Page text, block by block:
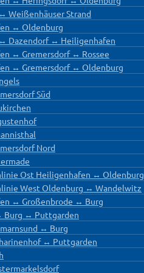
Weißenhäuser Strand
↔ Oldenburg
Dazendorf ↔ Heiligenhafen
↔ Gremersdorf ↔ Rossee
↔ Gremersdorf ↔ Oldenburg
Süd
Nord
Ost Heiligenhafen ↔ Oldenburg
West Oldenburg ↔ Wandelwitz
↔ Großenbrode ↔ Burg
Burg ↔ Puttgarden
↔ Burg
↔ Puttgarden